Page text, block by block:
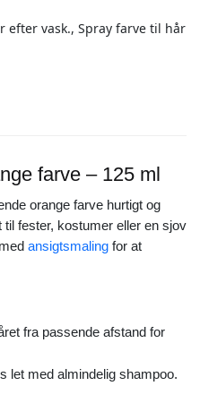
efter vask., Spray farve til hår
farve – 125 ml
orange farve hurtigt og
fester, kostumer eller en sjov
ansigtsmaling for at
fra passende afstand for
let med almindelig shampoo.